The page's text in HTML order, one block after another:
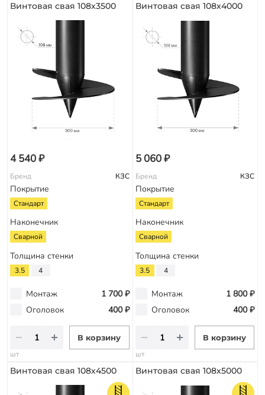
Винтовая свая 108х3500
4 540 ₽
Бренд КЗС
Покрытие
Стандарт
Наконечник
Сварной
Толщина стенки
3.5 4
Монтаж
1 700 ₽
Оголовок
400 ₽
В корзину
шт
Винтовая свая 108х4000
5 060 ₽
Бренд КЗС
Покрытие
Стандарт
Наконечник
Сварной
Толщина стенки
3.5 4
Монтаж
1 800 ₽
Оголовок
400 ₽
В корзину
шт
Винтовая свая 108х4500 Винтовая свая 108х5000